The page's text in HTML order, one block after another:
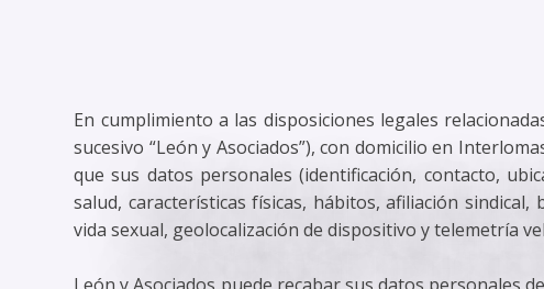
En cumplimiento a las disposiciones legales
sucesivo “León y Asociados”), con domicilio en
que sus datos personales (identificación, contacto,
salud, características físicas, hábitos, afiliación
vida sexual, geolocalización de dispositivo y telemetría